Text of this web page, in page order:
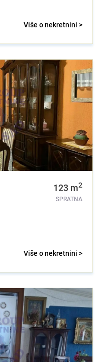
Više o nekretnini >
123 m2
SPRATNA
Više o nekretnini >